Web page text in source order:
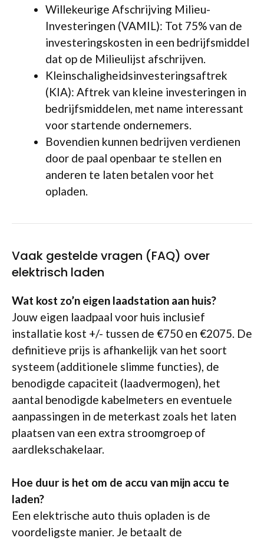
Willekeurige Afschrijving Milieu-
Investeringen (VAMIL): Tot 75% van de
investeringskosten in een bedrijfsmiddel
dat op de Milieulijst afschrijven.
Kleinschaligheidsinvesteringsaftrek
(KIA): Aftrek van kleine investeringen in
bedrijfsmiddelen, met name interessant
voor startende ondernemers.
Bovendien kunnen bedrijven verdienen
door de paal openbaar te stellen en
anderen te laten betalen voor het
opladen.
Vaak gestelde vragen (FAQ) over
elektrisch laden
Wat kost zo’n eigen laadstation aan huis?
Jouw eigen laadpaal voor huis inclusief
installatie kost +/- tussen de €750 en €2075. De
definitieve prijs is afhankelijk van het soort
systeem (additionele slimme functies), de
benodigde capaciteit (laadvermogen), het
aantal benodigde kabelmeters en eventuele
aanpassingen in de meterkast zoals het laten
plaatsen van een extra stroomgroep of
aardlekschakelaar.
Hoe duur is het om de accu van mijn accu te
laden?
Een elektrische auto thuis opladen is de
voordeligste manier. Je betaalt de